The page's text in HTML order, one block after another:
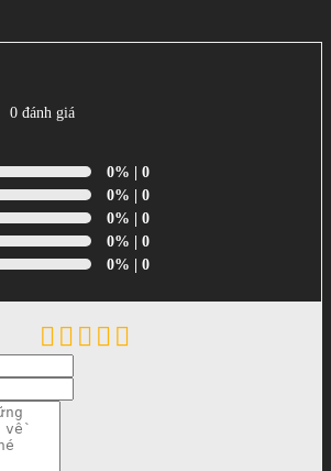
0 đánh giá
0% | 0
0% | 0
0% | 0
0% | 0
0% | 0